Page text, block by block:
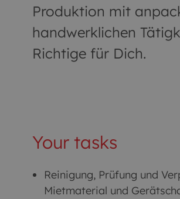
Produktion mit
handwerklichen
Richtige für Dich.
Your tasks
Reinigung, Prüfung und
Mietmaterial und